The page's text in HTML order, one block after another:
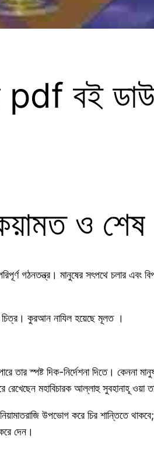
pdf বই
ও শেষ
মানুষের সৎপথে চলার এবং
চিত্র। কুরআন নাযিল হয়েছে মূলত ।
তার স্পষ্ট দিক-নির্দেশনা দিতে। কেননা
রেখেছেন মহাবিচারক আল্লাহু সুবহানাহূ ওয়া
উপভোগ করে চির শান্তিতে
দেন।